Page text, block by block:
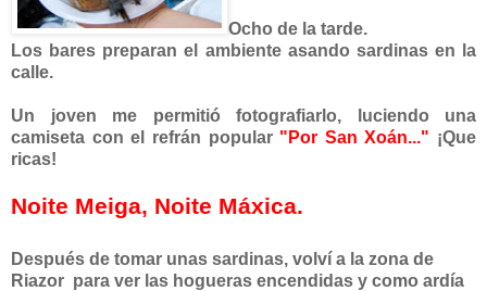
Ocho de la tarde.
Los bares preparan el ambiente asando sardinas en la
calle.
Un joven me permitió fotografiarlo, luciendo una
camiseta con el refrán popular "Por San Xoán..." ¡Que
ricas!
Noite Meiga, Noite Máxica.
Después de tomar unas sardinas, volví a la zona de
Riazor para ver las hogueras encendidas y como ardía